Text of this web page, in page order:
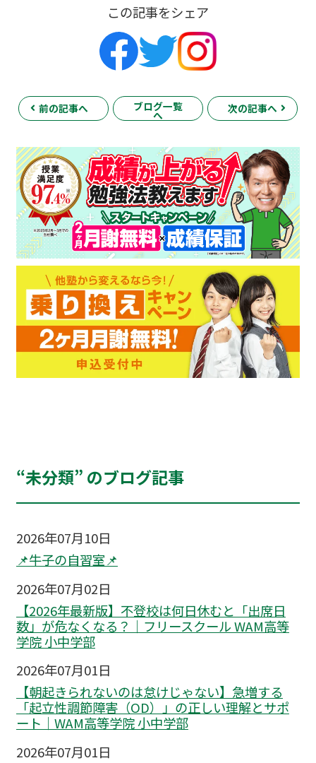
この記事をシェア
前の記事へ ブログ一覧
へ
次の記事へ
“未分類” のブログ記事
2026年07月10日
📌牛子の自習室📌
2026年07月02日
【2026年最新版】不登校は何日休むと「出席日
数」が危なくなる？｜フリースクール WAM高等
学院 小中学部
2026年07月01日
【朝起きられないのは怠けじゃない】急増する
「起立性調節障害（OD）」の正しい理解とサポ
ート｜WAM高等学院 小中学部
2026年07月01日